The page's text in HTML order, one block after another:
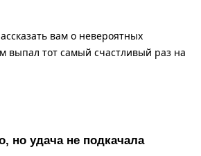
вам о невероятных
выпал тот самый счастливый раз на
но удача не подкачала